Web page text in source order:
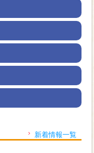
新着情報一覧